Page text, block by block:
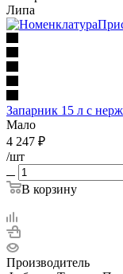
Липа
Запарник 15 л с
Мало
4 247 ₽
/шт
В корзину
Производитель